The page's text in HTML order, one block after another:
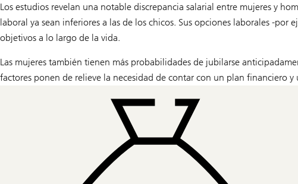
Los estudios revelan una notable discrepancia salarial entre mujeres y
laboral ya sean inferiores a las de los chicos. Sus opciones laborales -
objetivos a lo largo de la vida.
Las mujeres también tienen más probabilidades de jubilarse
factores ponen de relieve la necesidad de contar con un plan financiero y